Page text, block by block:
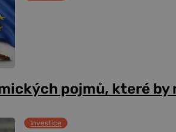
pojmů, které by
Investice